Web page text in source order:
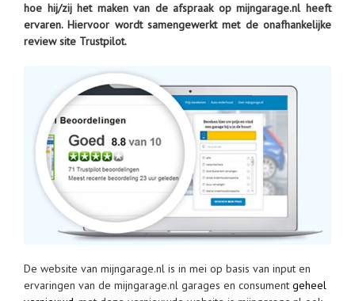
hoe hij/zij het maken van de afspraak op mijngarage.nl heeft
ervaren. Hiervoor wordt samengewerkt met de onafhankelijke
review site Trustpilot.
De website van mijngarage.nl is in mei op basis van input en
ervaringen van de mijngarage.nl garages en consument geheel